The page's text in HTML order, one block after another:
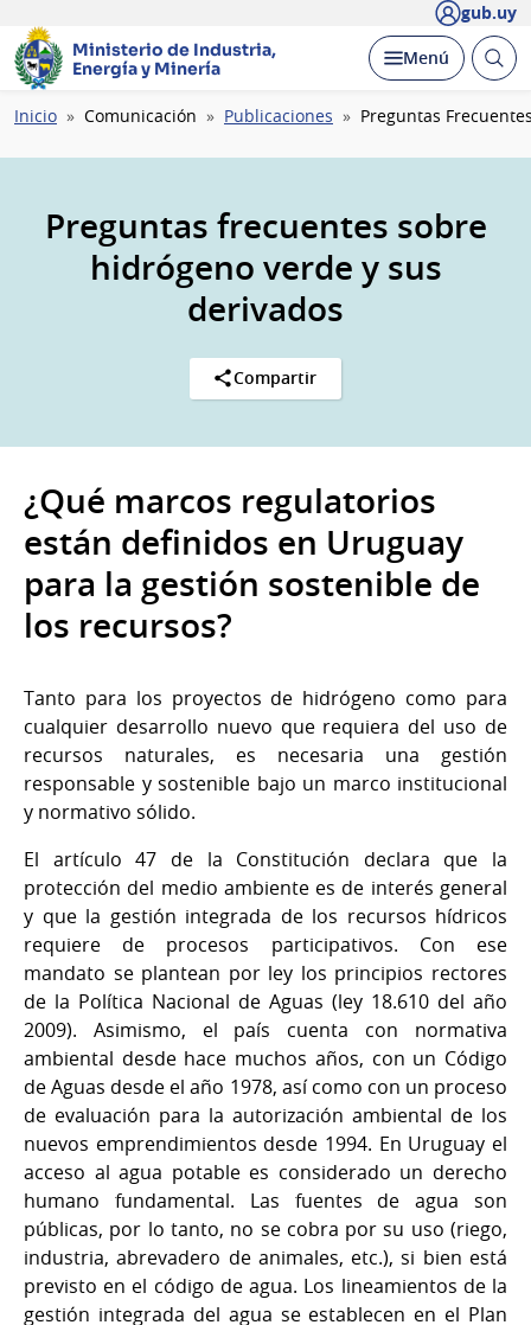
gub.uy
Ministerio de Industria,
Energía y Minería
Desplegar
Menú Abrir
Ruta
navegación
Inicio Comunicación Publicaciones Preguntas
Preguntas frecuentes sobre
hidrógeno verde y sus
derivados
Compartir
¿Qué marcos regulatorios
están definidos en Uruguay
para la gestión sostenible de
los recursos?
Tanto para los proyectos de hidrógeno como para
cualquier desarrollo nuevo que requiera del uso de
recursos naturales, es necesaria una gestión
responsable y sostenible bajo un marco institucional
y normativo sólido.
El artículo 47 de la Constitución declara que la
protección del medio ambiente es de interés general
y que la gestión integrada de los recursos hídricos
requiere de procesos participativos. Con ese
mandato se plantean por ley los principios rectores
de la Política Nacional de Aguas (ley 18.610 del año
2009). Asimismo, el país cuenta con normativa
ambiental desde hace muchos años, con un Código
de Aguas desde el año 1978, así como con un proceso
de evaluación para la autorización ambiental de los
nuevos emprendimientos desde 1994. En Uruguay el
acceso al agua potable es considerado un derecho
humano fundamental. Las fuentes de agua son
públicas, por lo tanto, no se cobra por su uso (riego,
industria, abrevadero de animales, etc.), si bien está
previsto en el código de agua. Los lineamientos de la
gestión integrada del agua se establecen en el Plan